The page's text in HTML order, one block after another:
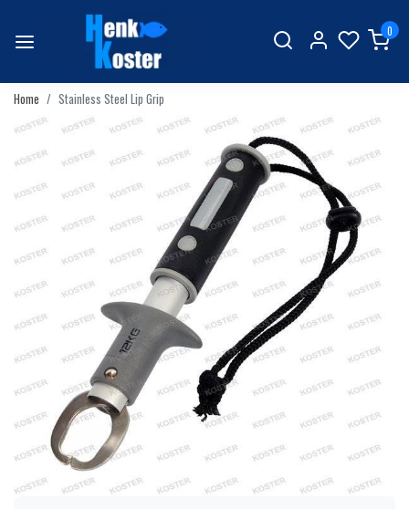
0
Home Stainless Steel Lip Grip